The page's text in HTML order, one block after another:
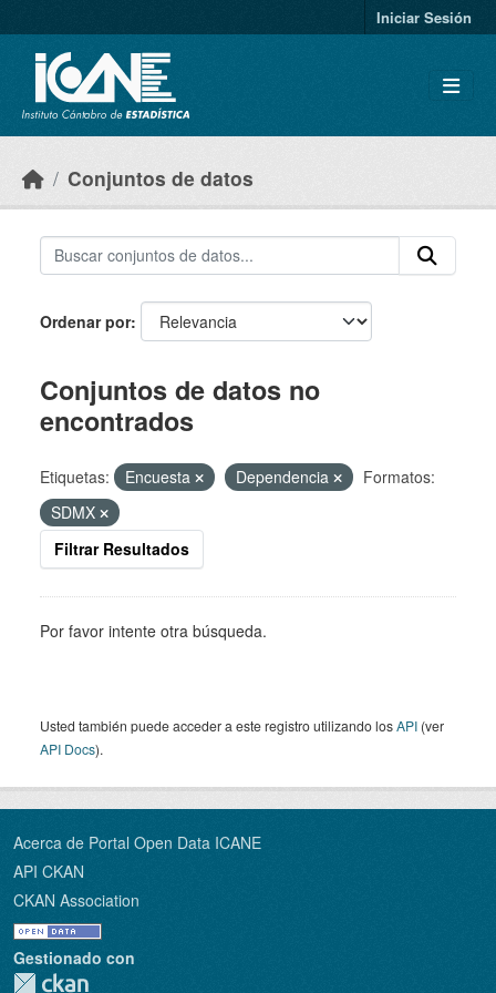
Iniciar Sesión
Conjuntos de datos
Ordenar por
Conjuntos de datos no
encontrados
Etiquetas: Encuesta Dependencia
Formatos:
SDMX
Filtrar Resultados
Por favor intente otra búsqueda.
Usted también puede acceder a este registro utilizando losAPI (ver
API Docs).
Acerca de Portal Open Data ICANE
API CKAN
CKAN Association
Gestionado con